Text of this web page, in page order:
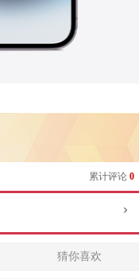
累计评论 0
猜你喜欢